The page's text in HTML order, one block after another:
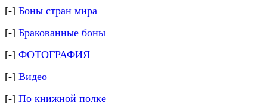
[-] Боны стран мира
[-] Бракованные боны
[-] ФОТОГРАФИЯ
[-] Видео
[-] По книжной полке